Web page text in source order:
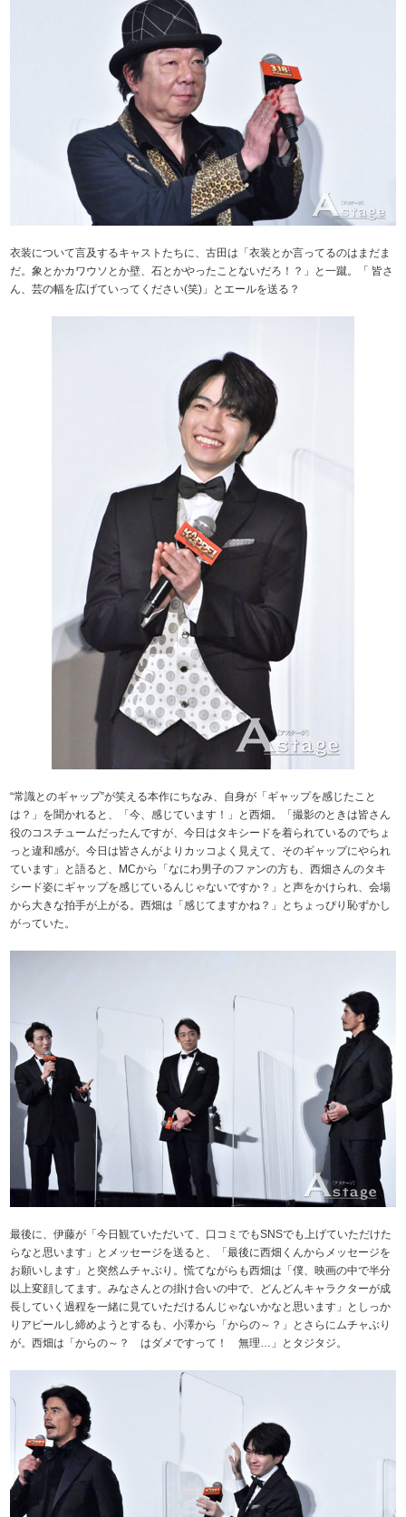
衣装について言及するキャストたちに、古田は「衣装とか言ってるのはまだま
だ。象とかカワウソとか壁、石とかやったことないだろ！？」と一蹴。「 皆さ
ん、芸の幅を広げていってください(笑)」とエールを送る？
“常識とのギャップ”が笑える本作にちなみ、自身が「ギャップを感じたこと
は？」を聞かれると、「今、感じています！」と西畑。「撮影のときは皆さん
役のコスチュームだったんですが、今日はタキシードを着られているのでちょ
っと違和感が。今日は皆さんがよりカッコよく見えて、そのギャップにやられ
ています」と語ると、MCから「なにわ男子のファンの方も、西畑さんのタキ
シード姿にギャップを感じているんじゃないですか？」と声をかけられ、会場
から大きな拍手が上がる。西畑は「感じてますかね？」とちょっぴり恥ずかし
がっていた。
最後に、伊藤が「今日観ていただいて、口コミでもSNSでも上げていただけた
らなと思います」とメッセージを送ると、「最後に西畑くんからメッセージを
お願いします」と突然ムチャぶり。慌てながらも西畑は「僕、映画の中で半分
以上変顔してます。みなさんとの掛け合いの中で、どんどんキャラクターが成
長していく過程を一緒に見ていただけるんじゃないかなと思います」としっか
りアピールし締めようとするも、小澤から「からの～？」とさらにムチャぶり
が。西畑は「からの～？ はダメですって！ 無理…」とタジタジ。